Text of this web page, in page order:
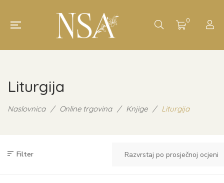
0
Liturgija
Naslovnica / Online trgovina / Knjige / Liturgija
Filter